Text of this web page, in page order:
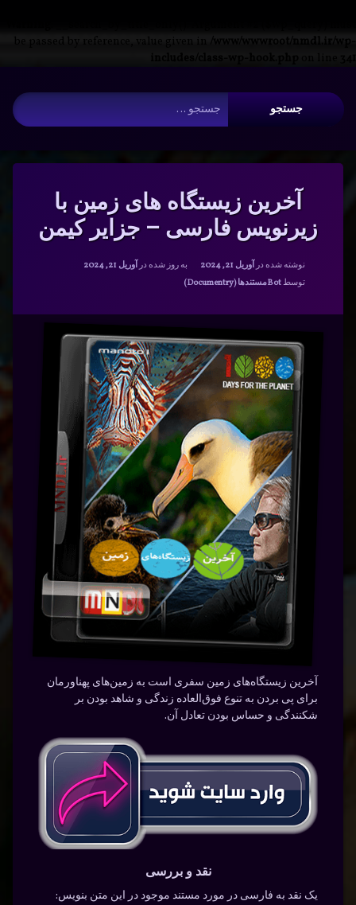
محتوا
آرشیو
جستجو برای:
آخرین زیستگاه های زمین با
زیرنویس فارسی – جزایر کیمن
نوشته شده درآوریل 21, 2024 به روز شده درآوریل 21, 2024
توسطBotدسته بندی ها:
مستندها (Documentry)
آخرین زیستگاه‌های زمین سفری است به زمین‌های پهناورمان
برای پی بردن به تنوع فوق‌العاده زندگی‌ و شاهد بودن بر
شکنندگی و حساس بودن تعادل آن.
نقد و بررسی
یک نقد به فارسی در مورد مستند موجود در این متن بنویس: